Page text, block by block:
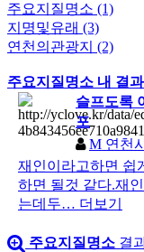
주요지질명소 (1)
지명및유래 (3)
연천의관광지 (2)
주요지질명소 내 결과
슬프도록
포
M 연천
재인이라고하면 쉽
하면 될것 같다.재
는데두… 더보기
주요지질명소 결